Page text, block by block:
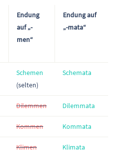
Endung
auf „-
men“
Endung auf
„-mata“
Schemen
(selten)
Schemata
Dilemmen Dilemmata
Kommen Kommata
Klimen Klimata